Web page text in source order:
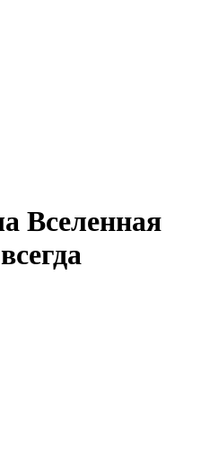
Вселенная